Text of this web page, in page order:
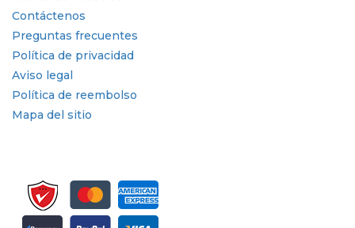
Contáctenos
Preguntas frecuentes
Política de privacidad
Aviso legal
Política de reembolso
Mapa del sitio